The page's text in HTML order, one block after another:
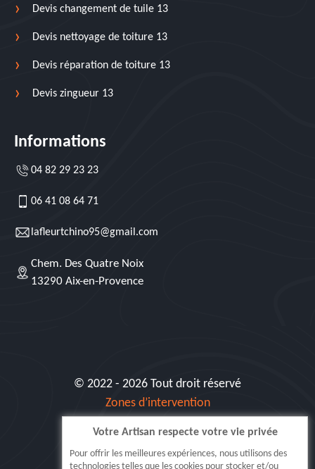
Devis changement de tuile 13
Devis nettoyage de toiture 13
Devis réparation de toiture 13
Devis zingueur 13
Informations
04 82 29 23 23
06 41 08 64 71
lafleurtchino95@gmail.com
Chem. Des Quatre Noix
13290 Aix-en-Provence
© 2022 - 2026 Tout droit réservé
Zones d’intervention
Siret: 515 062 404 000 30
Votre Artisan respecte votre vie privée
Pour offrir les meilleures expériences, nous utilisons des
technologies telles que les cookies pour stocker et/ou